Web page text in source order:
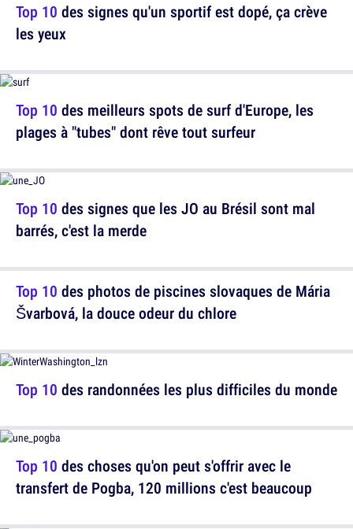
Top 10 des meilleurs spots de surf d'Europe, les
plages à "tubes" dont rêve tout surfeur
Top 10 des photos de piscines slovaques de Mária
Švarbová, la douce odeur du chlore
Top 10 des choses qu'on peut s'offrir avec le
transfert de Pogba, 120 millions c'est beaucoup
Top 10 des signes qu'un sportif est dopé, ça crève
les yeux
Top 10 des signes que les JO au Brésil sont mal
barrés, c'est la merde
Top 10 des randonnées les plus difficiles du monde